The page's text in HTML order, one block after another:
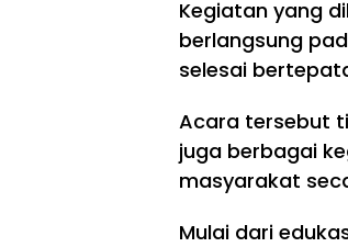
Kegiatan yang
berlangsung
selesai
Acara tersebut
juga berbagai
masyarakat
Mulai dari